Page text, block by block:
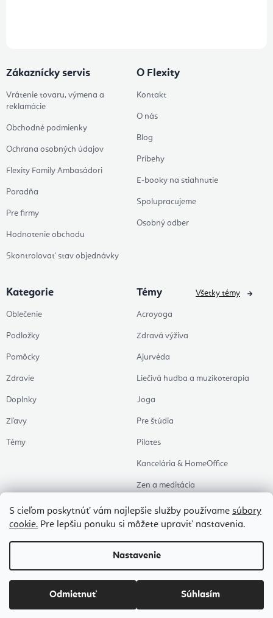
S cieľom poskytnúť vám najlepšie služby používame súbory
cookie. Pre lepšiu ponuku si môžete upraviť nastavenia.
Nastavenie
Odmietnuť Súhlasím
Zákaznícky servis
Vrátenie tovaru, výmena a
reklamácie
Obchodné podmienky
Ochrana osobných údajov
Flexity Family Ambasádori
Poradňa
Pre firmy
Hodnotenie obchodu
Skontrolovať stav objednávky
O Flexity
Kontakt
O nás
Blog
Príbehy
E-booky na stiahnutie
Spolupracujeme
Osobný odber
Kategorie
Oblečenie
Podložky
Pomôcky
Zdravie
Doplnky
Zľavy
Témy
Témy
Acroyoga
Zdravá výživa
Ajurvéda
Liečivá hudba a muzikoterapia
Joga
Pre štúdia
Pilates
Kancelária & HomeOffice
Zen a meditácia
Aromaterapia
Zdravý spánok
Naše obľúbené
Všetky témy
Vytvoril Shoptet Premium
Copyright 2026Flexity. Všetky práva vyhradené.Upraviť nastavenie cookies